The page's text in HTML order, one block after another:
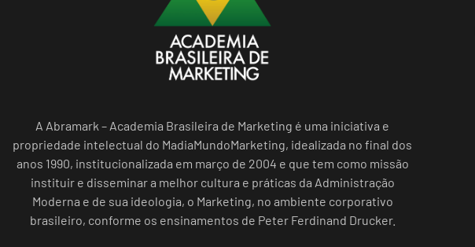
A Abramark – Academia Brasileira de Marketing é uma iniciativa e
propriedade intelectual do MadiaMundoMarketing, idealizada no final dos
anos 1990, institucionalizada em março de 2004 e que tem como missão
instituir e disseminar a melhor cultura e práticas da Administração
Moderna e de sua ideologia, o Marketing, no ambiente corporativo
brasileiro, conforme os ensinamentos de Peter Ferdinand Drucker.